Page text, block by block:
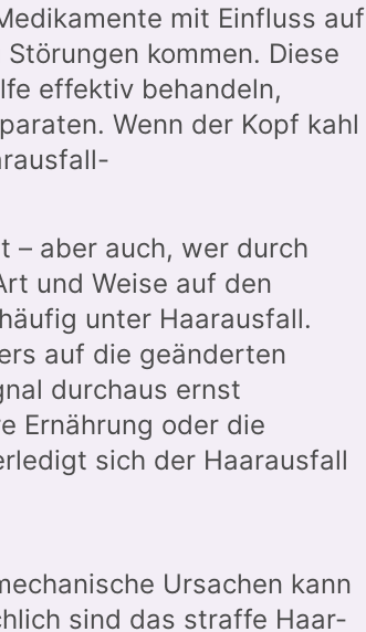
mit Einfluss auf
kommen. Diese
effektiv behandeln,
Wenn der Kopf kahl
– aber auch, wer durch
und Weise auf den
unter Haarausfall.
auf die geänderten
durchaus ernst
Ernährung oder die
sich der Haarausfall
Ursachen kann
sind das straffe Haar-